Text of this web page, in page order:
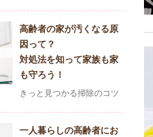
高齢者の家が汚くなる原
因って？
対処法を知って家族も家
も守ろう！
きっと見つかる掃除のコツ
一人暮らしの高齢者にお